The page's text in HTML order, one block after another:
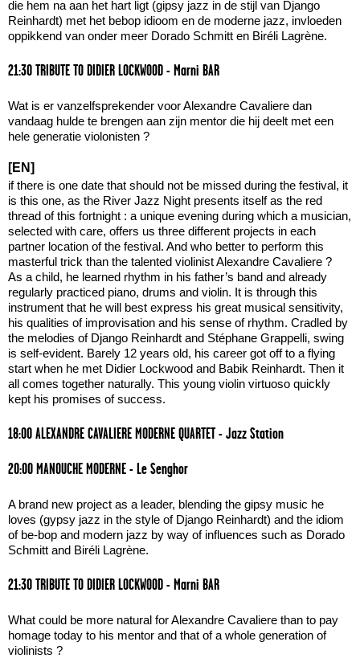
die hem na aan het hart ligt (gipsy jazz in de stijl van Django
Reinhardt) met het bebop idioom en de moderne jazz, invloeden
oppikkend van onder meer Dorado Schmitt en Biréli Lagrène.
21:30 TRIBUTE TO DIDIER LOCKWOOD - Marni BAR
Wat is er vanzelfsprekender voor Alexandre Cavaliere dan
vandaag hulde te brengen aan zijn mentor die hij deelt met een
hele generatie violonisten ?
[EN]
if there is one date that should not be missed during the festival, it
is this one, as the River Jazz Night presents itself as the red
thread of this fortnight : a unique evening during which a musician,
selected with care, offers us three different projects in each
partner location of the festival. And who better to perform this
masterful trick than the talented violinist Alexandre Cavaliere ?
As a child, he learned rhythm in his father’s band and already
regularly practiced piano, drums and violin. It is through this
instrument that he will best express his great musical sensitivity,
his qualities of improvisation and his sense of rhythm. Cradled by
the melodies of Django Reinhardt and Stéphane Grappelli, swing
is self-evident. Barely 12 years old, his career got off to a flying
start when he met Didier Lockwood and Babik Reinhardt. Then it
all comes together naturally. This young violin virtuoso quickly
kept his promises of success.
18:00 ALEXANDRE CAVALIERE MODERNE QUARTET - Jazz Station
20:00 MANOUCHE MODERNE - Le Senghor
A brand new project as a leader, blending the gipsy music he
loves (gypsy jazz in the style of Django Reinhardt) and the idiom
of be-bop and modern jazz by way of influences such as Dorado
Schmitt and Biréli Lagrène.
21:30 TRIBUTE TO DIDIER LOCKWOOD - Marni BAR
What could be more natural for Alexandre Cavaliere than to pay
homage today to his mentor and that of a whole generation of
violinists ?